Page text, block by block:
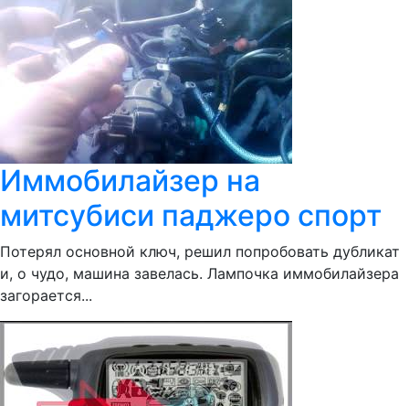
Иммобилайзер на
митсубиси паджеро спорт
Потерял основной ключ, решил попробовать дубликат
и, о чудо, машина завелась. Лампочка иммобилайзера
загорается...